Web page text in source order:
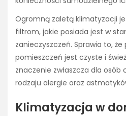
Ogromną zaletą klimatyzacji
filtrom, jakie posiada jest w
zanieczyszczeń. Sprawia to,
pomieszczeń jest czyste i
znaczenie zwłaszcza dla
rodzaju alergie oraz
Klimatyzacja w